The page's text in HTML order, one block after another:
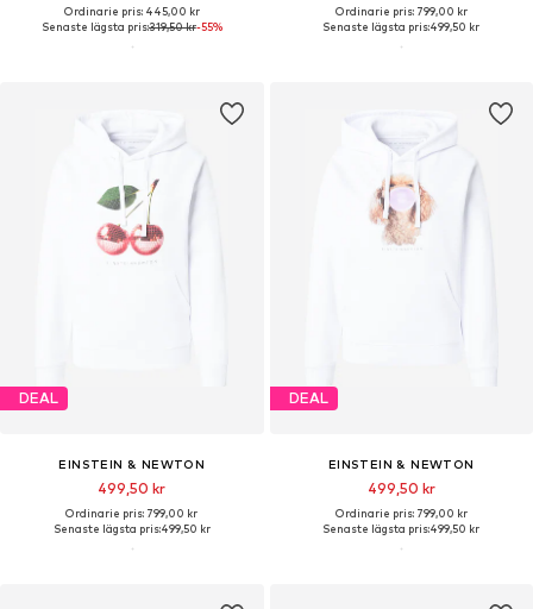
Ordinarie pris: 445,00 kr
Senaste lägsta pris:319,50 kr-55%
Ordinarie pris: 799,00 kr
Senaste lägsta pris:499,50 kr
DEAL
EINSTEIN & NEWTON
499,50 kr
Ordinarie pris: 799,00 kr
Senaste lägsta pris:499,50 kr
DEAL
EINSTEIN & NEWTON
499,50 kr
Ordinarie pris: 799,00 kr
Senaste lägsta pris:499,50 kr